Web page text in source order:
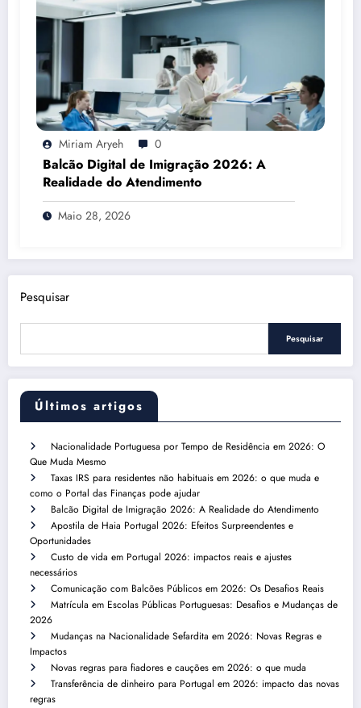
Miriam Aryeh 0
Balcão Digital de Imigração 2026: A
Realidade do Atendimento
Maio 28, 2026
Pesquisar
Pesquisar
Últimos artigos
Nacionalidade Portuguesa por Tempo de Residência em 2026: O
Que Muda Mesmo
Taxas IRS para residentes não habituais em 2026: o que muda e
como o Portal das Finanças pode ajudar
Balcão Digital de Imigração 2026: A Realidade do Atendimento
Apostila de Haia Portugal 2026: Efeitos Surpreendentes e
Oportunidades
Custo de vida em Portugal 2026: impactos reais e ajustes
necessários
Comunicação com Balcões Públicos em 2026: Os Desafios Reais
Matrícula em Escolas Públicas Portuguesas: Desafios e Mudanças de
2026
Mudanças na Nacionalidade Sefardita em 2026: Novas Regras e
Impactos
Novas regras para fiadores e cauções em 2026: o que muda
Transferência de dinheiro para Portugal em 2026: impacto das novas
regras